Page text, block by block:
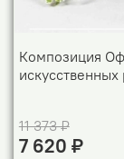
Композиция
искусственных
11 373 ₽
7 620 ₽